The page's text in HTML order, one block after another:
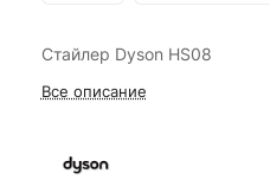
Стайлер Dyson HS08
Все описание